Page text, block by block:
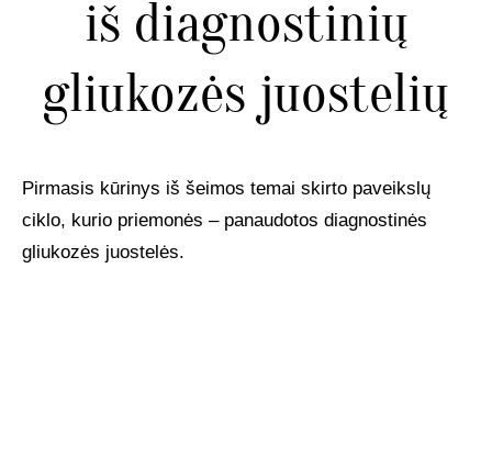
REPRODUKCIJOS
MENO OBJEKTAI
iš diagnostinių
gliukozės juostelių
Pirmasis kūrinys iš šeimos temai skirto paveikslų
ciklo, kurio priemonės – panaudotos diagnostinės
gliukozės juostelės.